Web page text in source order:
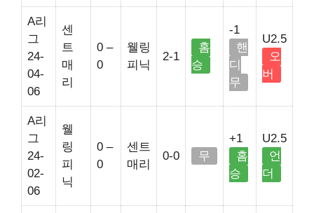
A리
그
24-
04-
06
센
트
매
리
0 –
0
웰링
피닉
2-1
홈
승
-1
핸
디
무
U2.5
오
버
A리
그
24-
02-
06
웰
링
피
닉
0 –
0
센트
매리
0-0 무
+1
홈
승
U2.5
언
더